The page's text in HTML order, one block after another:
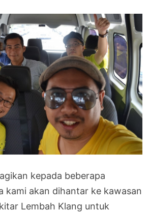
kepada beberapa
kami akan dihantar ke kawasan
Lembah Klang untuk